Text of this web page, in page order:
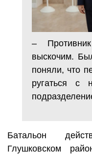
–
выскочим.
поняли, что
ругаться с
Батальон
Глушковском